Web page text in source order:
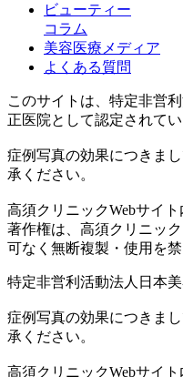
ビューティー
コラム
美容医療メディア
よくある質問
このサイトは、特定非営
正医院として認定されてい
症例写真の効果につきま
承ください。
高須クリニックWebサイ
著作権は、高須クリニッ
可なく無断複製・使用を禁
特定非営利活動法人日本
症例写真の効果につきま
承ください。
高須クリニックWebサイ